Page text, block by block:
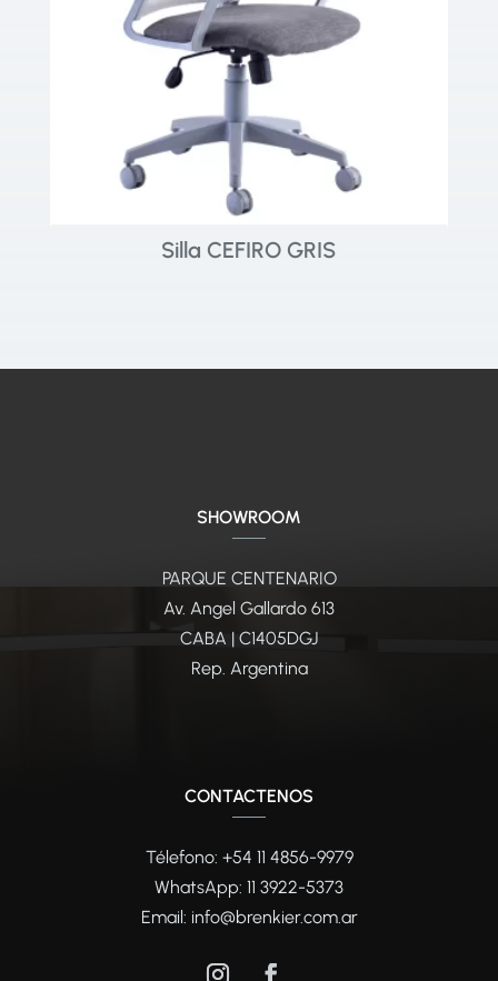
Silla CEFIRO GRIS
SHOWROOM
PARQUE CENTENARIO
Av. Angel Gallardo 613
CABA | C1405DGJ
Rep. Argentina
CONTACTENOS
Télefono: +54 11 4856-9979
WhatsApp: 11 3922-5373
Email: info@brenkier.com.ar